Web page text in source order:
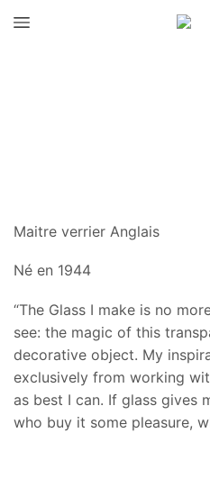
Maitre verrier Anglais
Né en 1944
“The Glass I make is no
see: the magic of this
decorative object. My
exclusively from working
as best I can. If glass gives
who buy it some pleasure,